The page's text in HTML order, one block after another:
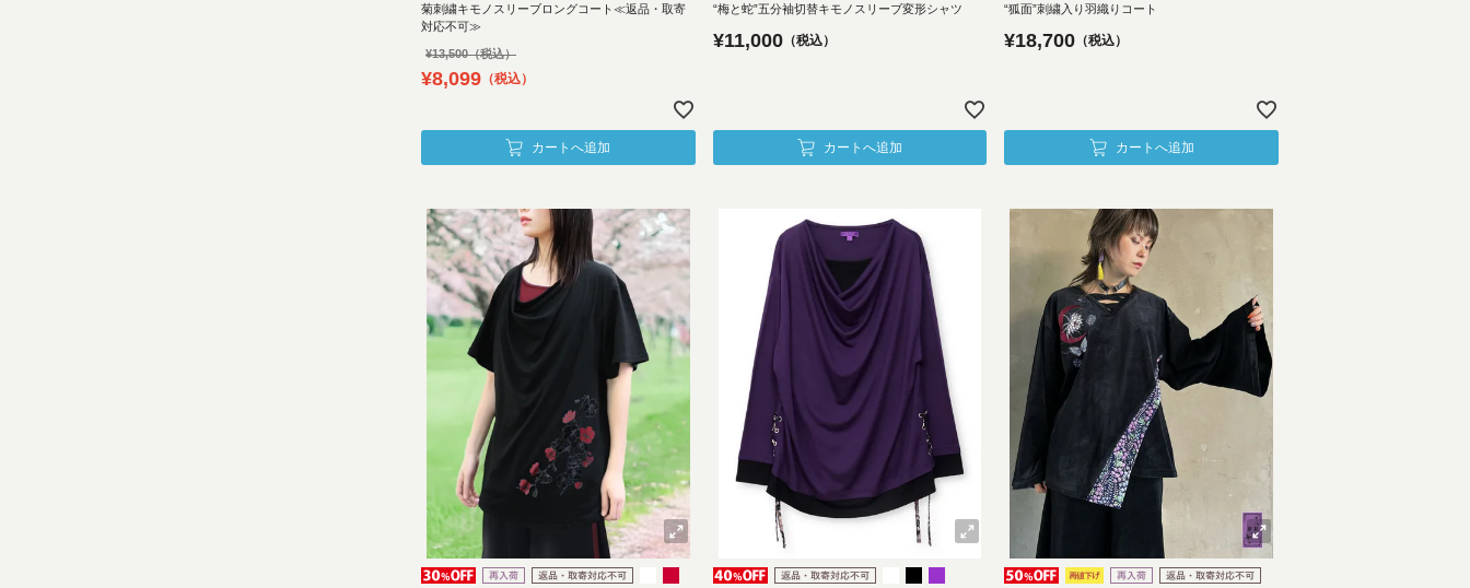
菊刺繍キモノスリーブロングコート≪返品・取寄
対応不可≫
¥13,500
¥8,099 税込
カートへ追加
“梅と蛇”五分袖切替キモノスリーブ変形シャツ
¥11,000 税込
カートへ追加
“狐面”刺繍入り羽織りコート
¥18,700 税込
カートへ追加